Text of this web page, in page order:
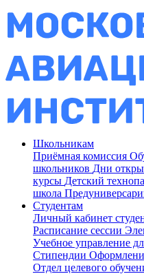
Школьникам
Приёмная комиссия
школьников Дни
курсы Детский
школа
Студентам
Личный кабинет
Расписание сессии
Учебное управление
Стипендии
Отдел целевого